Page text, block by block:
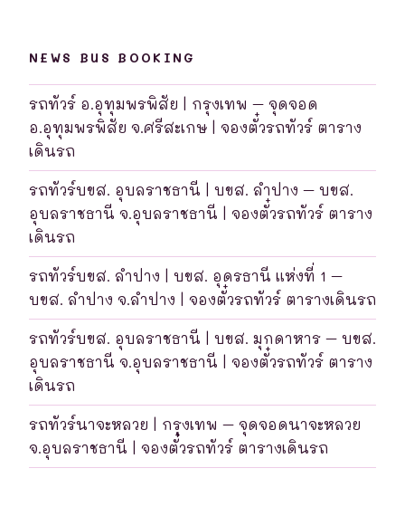
NEWS BUS BOOKING
รถทัวร์ อ.อุทุมพรพิสัย | กรุงเทพ – จุดจอด
อ.อุทุมพรพิสัย จ.ศรีสะเกษ | จองตั๋วรถทัวร์ ตาราง
เดินรถ
รถทัวร์บขส. อุบลราชธานี | บขส. ลำปาง – บขส.
อุบลราชธานี จ.อุบลราชธานี | จองตั๋วรถทัวร์ ตาราง
เดินรถ
รถทัวร์บขส. ลำปาง | บขส. อุดรธานี แห่งที่ 1 –
บขส. ลำปาง จ.ลำปาง | จองตั๋วรถทัวร์ ตารางเดินรถ
รถทัวร์บขส. อุบลราชธานี | บขส. มุกดาหาร – บขส.
อุบลราชธานี จ.อุบลราชธานี | จองตั๋วรถทัวร์ ตาราง
เดินรถ
รถทัวร์นาจะหลวย | กรุงเทพ – จุดจอดนาจะหลวย
จ.อุบลราชธานี | จองตั๋วรถทัวร์ ตารางเดินรถ